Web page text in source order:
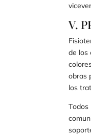
V.
de los
obras
los
Todos